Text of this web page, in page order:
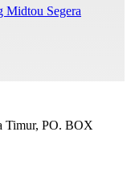
Midtou Segera
Timur, PO. BOX